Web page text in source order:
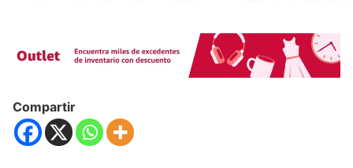
Compartir